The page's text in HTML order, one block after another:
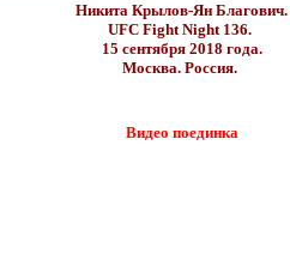
Никита Крылов-Ян Благович.
UFC Fight Night 136.
15 сентября 2018 года.
Москва. Россия.
Видео поединка